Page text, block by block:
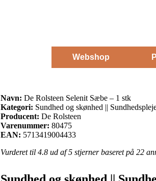
Webshop
Navn: De Rolsteen Selenit Sæbe – 1 stk
Kategori: Sundhed og skønhed ||
Producent: De Rolsteen
Varenummer: 80475
EAN: 5713419004433
Vurderet til 4.8 ud af 5 stjerner baseret på 22